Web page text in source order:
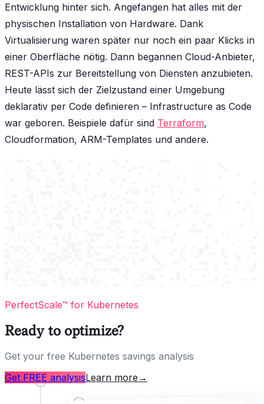
Entwicklung hinter sich. Angefangen hat alles mit der
physischen Installation von Hardware. Dank
Virtualisierung waren später nur noch ein paar Klicks in
einer Oberfläche nötig. Dann begannen Cloud-Anbieter,
REST-APIs zur Bereitstellung von Diensten anzubieten.
Heute lässt sich der Zielzustand einer Umgebung
deklarativ per Code definieren – Infrastructure as Code
war geboren. Beispiele dafür sind Terraform,
Cloudformation, ARM-Templates und andere.
PerfectScale™ for Kubernetes
Ready to optimize?
Get your free Kubernetes savings analysis
Get FREE analysisLearn more →